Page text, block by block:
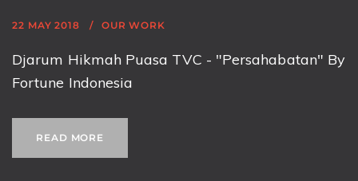
22 MAY 2018 OUR WORK
Djarum Hikmah Puasa TVC - "Persahabatan" By
Fortune Indonesia
READ MORE